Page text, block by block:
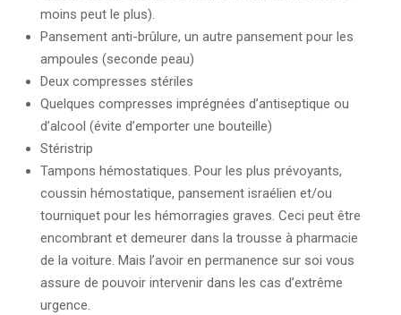
moins peut le plus).
Pansement anti-brûlure, un autre pansement pour les
ampoules (seconde peau)
Deux compresses stériles
Quelques compresses imprégnées d’antiseptique ou
d’alcool (évite d’emporter une bouteille)
Stéristrip
Tampons hémostatiques. Pour les plus prévoyants,
coussin hémostatique, pansement israélien et/ou
tourniquet pour les hémorragies graves. Ceci peut être
encombrant et demeurer dans la trousse à pharmacie
de la voiture. Mais l’avoir en permanence sur soi vous
assure de pouvoir intervenir dans les cas d’extrême
urgence.